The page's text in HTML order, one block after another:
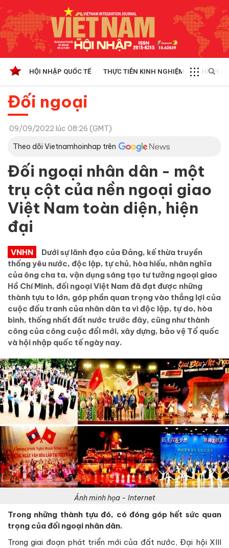
HỘI NHẬP QUỐC TẾ THỰC TIỄN KINH NGHIỆM CHÍNH
Đối ngoại
09/09/2022 lúc 08:26 (GMT)
Theo dõi Vietnamhoinhap trên
Đối ngoại nhân dân - một
trụ cột của nền ngoại giao
Việt Nam toàn diện, hiện
đại
VNHN
Dưới sự lãnh đạo của Đảng, kế thừa truyền
thống yêu nước, độc lập, tự chủ, hòa hiếu, nhân nghĩa
của ông cha ta, vận dụng sáng tạo tư tưởng ngoại giao
Hồ Chí Minh, đối ngoại Việt Nam đã đạt được những
thành tựu to lớn, góp phần quan trọng vào thắng lợi của
cuộc đấu tranh của nhân dân ta vì độc lập, tự do, hòa
bình, thống nhất đất nước trước đây, cũng như thành
công của công cuộc đổi mới, xây dựng, bảo vệ Tổ quốc
và hội nhập quốc tế ngày nay.
Ảnh minh họa - Internet
Trong những thành tựu đó, có đóng góp hết sức quan
trọng của đối ngoại nhân dân.
Trong giai đoạn phát triển mới của đất nước, Đại hội XIII